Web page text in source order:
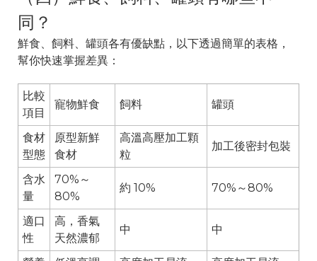
同？
鮮食、飼料、罐頭各有優缺點，以下透過簡單的表格，
幫你快速掌握差異：
比較
項目
寵物鮮食 飼料 罐頭
食材
型態
原型新鮮
食材
高溫高壓加工顆
粒
加工後密封包裝
含水
量
70%～
80%
約 10% 70%～80%
適口
性
高，香氣
天然濃郁
中 中